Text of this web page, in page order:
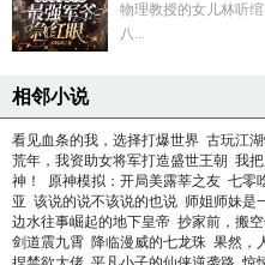
物理教授的女儿林听
八...
相邻小说
看见血条的我，选择打爆世界 古玩江
荒年，我资助女将军打造盛世王朝 我
神！
原神模拟：开局美露莘之友 七零
亚 该说的说不该说的也说 师姐师妹是
边水往事崛起的地下皇帝 抄家前，搬
剑道震九霄 降临漫威的七龙珠 果然，